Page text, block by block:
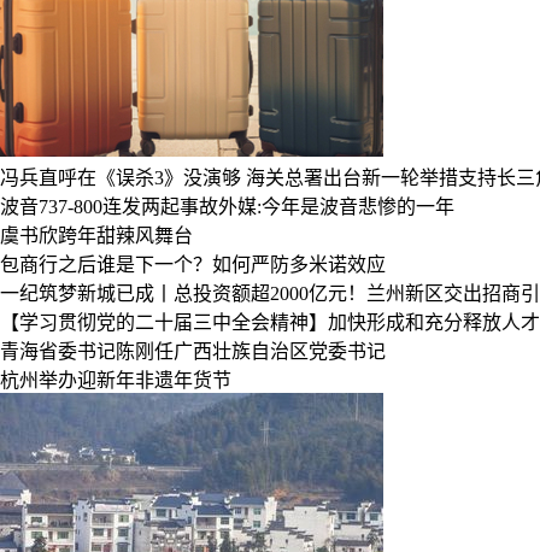
冯兵直呼在《误杀3》没演够 海关总署出台新一轮举措支持长
波音737-800连发两起事故外媒:今年是波音悲惨的一年
虞书欣跨年甜辣风舞台
包商行之后谁是下一个？如何严防多米诺效应
一纪筑梦新城已成丨总投资额超2000亿元！兰州新区交出招商
【学习贯彻党的二十届三中全会精神】加快形成和充分释放人
青海省委书记陈刚任广西壮族自治区党委书记
杭州举办迎新年非遗年货节